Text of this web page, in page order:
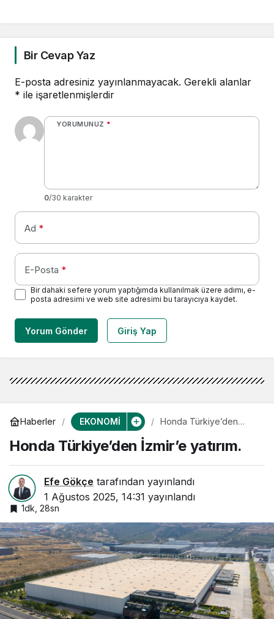
Bir Cevap Yaz
E-posta adresiniz yayınlanmayacak. Gerekli alanlar
* ile işaretlenmişlerdir
YORUMUNUZ *
0/30 karakter
Ad *
E-Posta *
Bir dahaki sefere yorum yaptığımda kullanılmak üzere adımı, e-
posta adresimi ve web site adresimi bu tarayıcıya kaydet.
Yorum Gönder Giriş Yap
Haberler EKONOMİ
Honda Türkiye’den
Honda Türkiye’den İzmir’e yatırım.
Efe Gökçe tarafından yayınlandı
1 Ağustos 2025, 14:31 yayınlandı
1dk, 28sn